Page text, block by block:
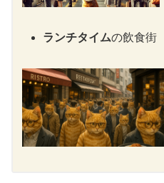
ランチタイムの飲食街